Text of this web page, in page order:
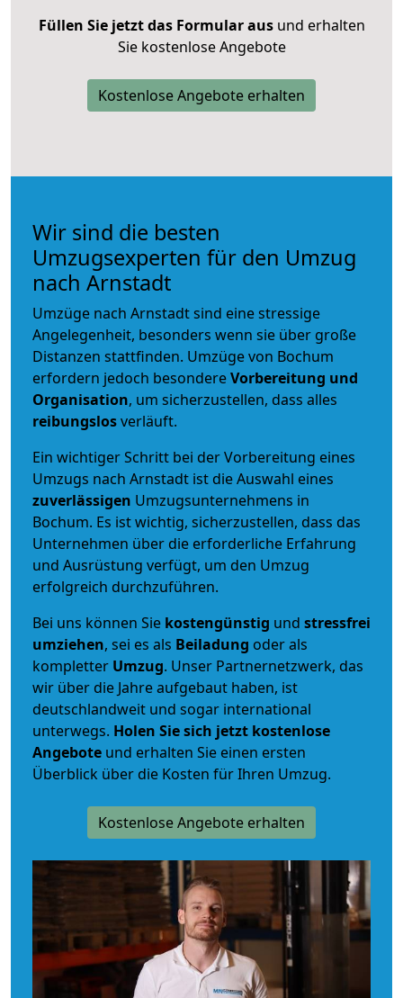
Füllen Sie jetzt das Formular ausund erhalten
Sie kostenlose Angebote
Kostenlose Angebote erhalten
Wir sind die besten
Umzugsexperten für den Umzug
nach Arnstadt
Umzüge nach Arnstadt sind eine stressige
Angelegenheit, besonders wenn sie über große
Distanzen stattfinden. Umzüge von Bochum
erfordern jedoch besondereVorbereitung und
Organisation, um sicherzustellen, dass alles
reibungslosverläuft.
Ein wichtiger Schritt bei der Vorbereitung eines
Umzugs nach Arnstadt ist die Auswahl eines
zuverlässigen Umzugsunternehmens in
Bochum. Es ist wichtig, sicherzustellen, dass das
Unternehmen über die erforderliche Erfahrung
und Ausrüstung verfügt, um den Umzug
erfolgreich durchzuführen.
Bei uns können Sie kostengünstig und stressfrei
umziehen, sei es als Beiladung oder als
kompletter Umzug. Unser Partnernetzwerk, das
wir über die Jahre aufgebaut haben, ist
deutschlandweit und sogar international
unterwegs. Holen Sie sich jetzt kostenlose
Angebote und erhalten Sie einen ersten
Überblick über die Kosten für Ihren Umzug.
Kostenlose Angebote erhalten